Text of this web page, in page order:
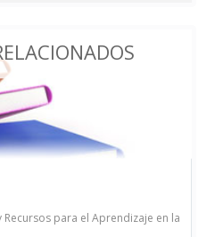
Recursos para el Aprendizaje en la